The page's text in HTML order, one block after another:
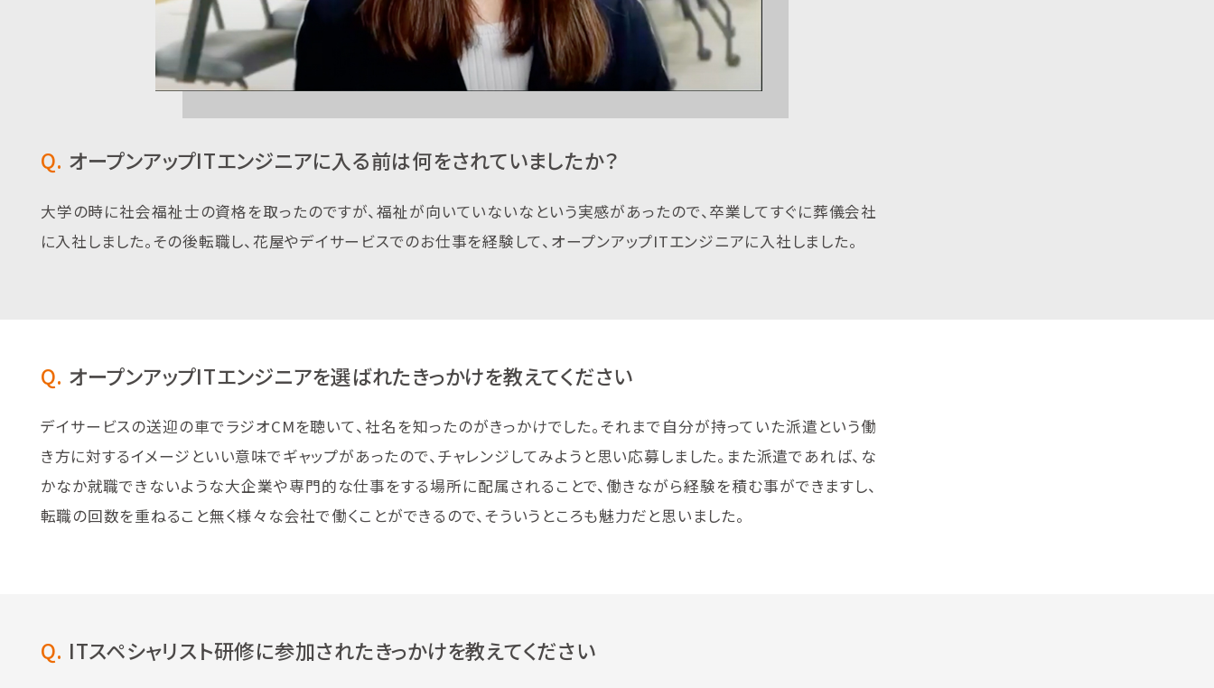
Q. オープンアップITエンジニアに入る前は何をされていましたか？
大学の時に社会福祉士の資格を取ったのですが、福祉が向いていないなという実感があったので、卒業してすぐに葬儀会社
に入社しました。その後転職し、花屋やデイサービスでのお仕事を経験して、オープンアップITエンジニアに入社しました。
Q. オープンアップITエンジニアを選ばれたきっかけを教えてください
デイサービスの送迎の車でラジオCMを聴いて、社名を知ったのがきっかけでした。それまで自分が持っていた派遣という働
き方に対するイメージといい意味でギャップがあったので、チャレンジしてみようと思い応募しました。また派遣であれば、な
かなか就職できないような大企業や専門的な仕事をする場所に配属されることで、働きながら経験を積む事ができますし、
転職の回数を重ねること無く様々な会社で働くことができるので、そういうところも魅力だと思いました。
Q. ITスペシャリスト研修に参加されたきっかけを教えてください